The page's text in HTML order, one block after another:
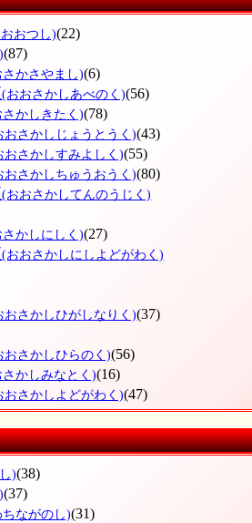
おつし)(22)
(87)
さかさやまし)(6)
(おおさかしあべのく)(56)
さかしきたく)(78)
おさかしじょうとうく)(43)
おさかしすみよしく)(55)
おさかしちゅうおうく)(80)
(おおさかしてんのうじく)
さかしにしく)(27)
(おおさかしにしよどがわく)
おさかしひがしなりく)(37)
おさかしひらのく)(56)
さかしみなとく)(16)
おさかしよどがわく)(47)
)(38)
(37)
ちながのし)(31)